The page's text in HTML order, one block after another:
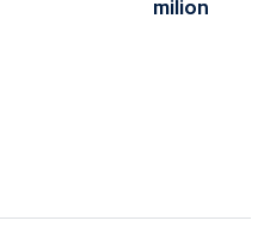
milion